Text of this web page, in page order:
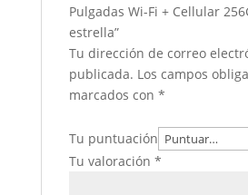
Pulgadas Wi-Fi + Cellular
estrella”
Tu dirección de correo
publicada. Los campos
marcados con *
Tu puntuación
Tu valoración *